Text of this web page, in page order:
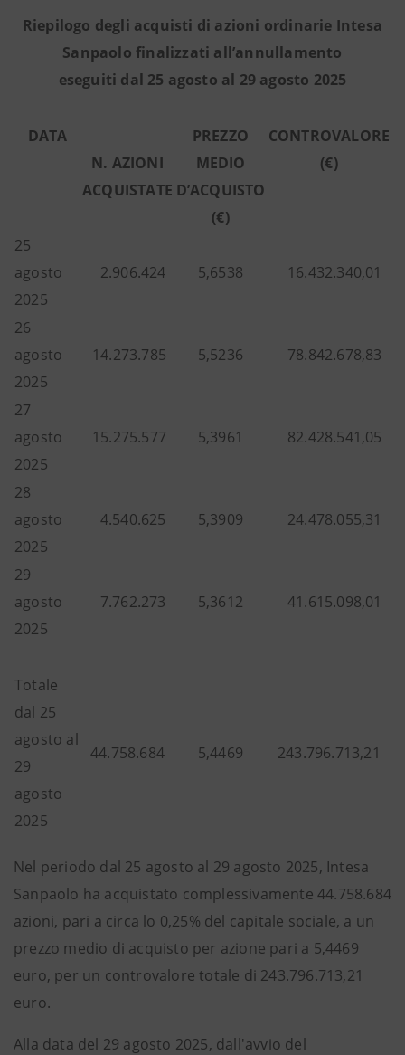
Riepilogo degli acquisti di azioni ordinarie Intesa
Sanpaolo finalizzati all’annullamento
eseguiti dal 25 agosto al 29 agosto 2025
DATA
N. AZIONI
ACQUISTATE
PREZZO
MEDIO
D’ACQUISTO
(€)
CONTROVALORE
(€)
25
agosto
2025
2.906.424 5,6538 16.432.340,01
26
agosto
2025
14.273.785 5,5236 78.842.678,83
27
agosto
2025
15.275.577 5,3961 82.428.541,05
28
agosto
2025
4.540.625 5,3909 24.478.055,31
29
agosto
2025
7.762.273 5,3612 41.615.098,01
Totale
dal 25
agosto al
29
agosto
2025
44.758.684 5,4469 243.796.713,21
Nel periodo dal 25 agosto al 29 agosto 2025, Intesa
Sanpaolo ha acquistato complessivamente 44.758.684
azioni, pari a circa lo 0,25% del capitale sociale, a un
prezzo medio di acquisto per azione pari a 5,4469
euro, per un controvalore totale di 243.796.713,21
euro.
Alla data del 29 agosto 2025, dall'avvio del